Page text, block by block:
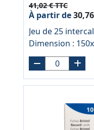
41,02 € TTC
À partir de
Jeu de 25
Dimension :